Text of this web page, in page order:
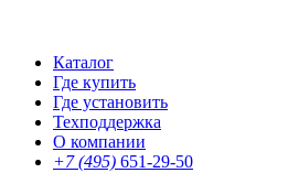
Каталог
Где купить
Где установить
Техподдержка
О компании
+7 (495) 651-29-50